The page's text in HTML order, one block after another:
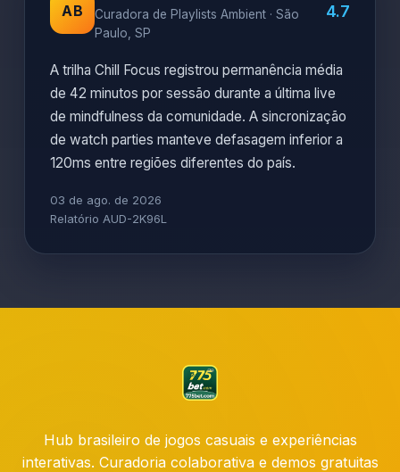
AB
Curadora de Playlists Ambient · São
Paulo, SP
4.7
A trilha Chill Focus registrou permanência média
de 42 minutos por sessão durante a última live
de mindfulness da comunidade. A sincronização
de watch parties manteve defasagem inferior a
120ms entre regiões diferentes do país.
03 de ago. de 2026
Relatório AUD-2K96L
Hub brasileiro de jogos casuais e experiências
interativas. Curadoria colaborativa e demos gratuitas